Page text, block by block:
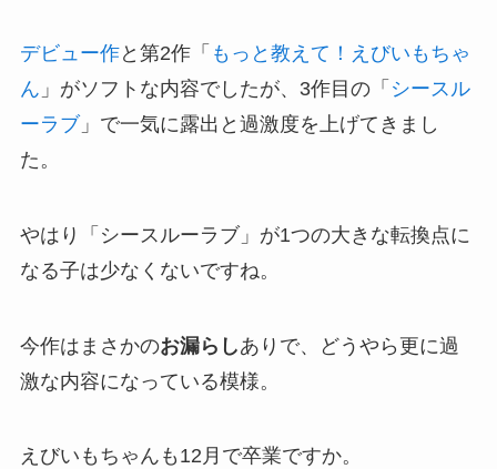
デビュー作と第2作「 もっと教えて！えびいもちゃ
ん 」がソフトな内容でしたが、3作目の「 シースル
ーラブ」で一気に露出と過激度を上げてきまし
た。
やはり「シースルーラブ」が1つの大きな転換点に
なる子は少なくないですね。
今作はまさかのお漏らしありで、どうやら更に過
激な内容になっている模様。
えびいもちゃんも12月で卒業ですか。